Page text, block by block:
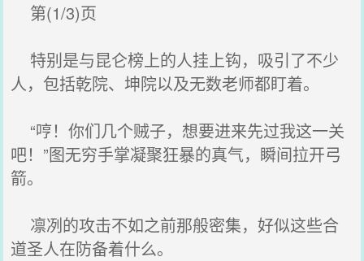
第(1/3)页
特别是与昆仑榜上的人挂上钩，吸引了不少
人，包括乾院、坤院以及无数老师都盯着。
“哼！你们几个贼子，想要进来先过我这一关
吧！”图无穷手掌凝聚狂暴的真气，瞬间拉开弓
箭。
凛冽的攻击不如之前那般密集，好似这些合
道圣人在防备着什么。